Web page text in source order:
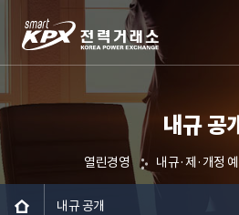
내규 공
열린경영 내규·제·개정
내규 공개